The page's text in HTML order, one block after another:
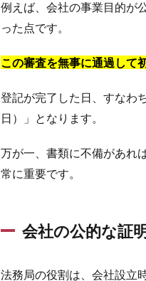
例えば、会社の事業目的が
った点です。
この審査を無事に通過して
登記が完了した日、すなわ
日）」となります。
万が一、書類に不備があれ
常に重要です。
会社の公的な証
法務局の役割は、会社設立